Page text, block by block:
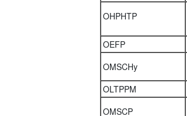
OHPHTP
OEFP
OMSCHy
OLTPPM
OMSCP